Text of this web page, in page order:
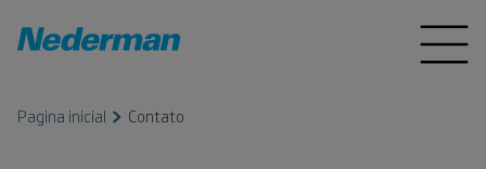
Pagina inicial Contato